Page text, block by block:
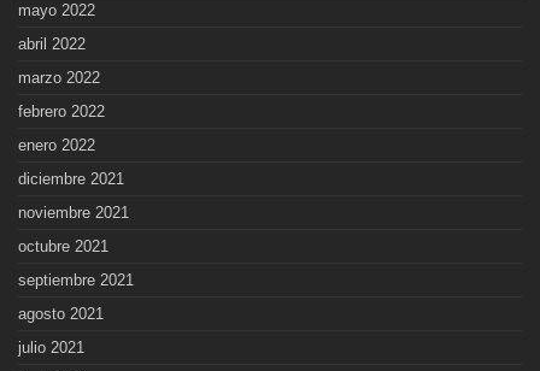
mayo 2022
abril 2022
marzo 2022
febrero 2022
enero 2022
diciembre 2021
noviembre 2021
octubre 2021
septiembre 2021
agosto 2021
julio 2021